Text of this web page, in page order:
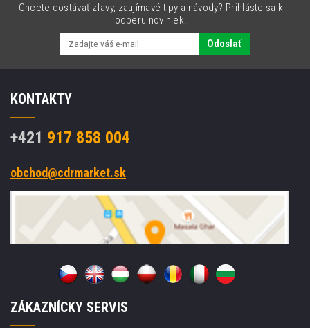
Chcete dostávať zľavy, zaujímavé tipy a návody? Prihláste sa k
odberu noviniek.
Odoslať
KONTAKTY
+421 917 858 004
obchod@cdrmarket.sk
ZÁKAZNÍCKY SERVIS